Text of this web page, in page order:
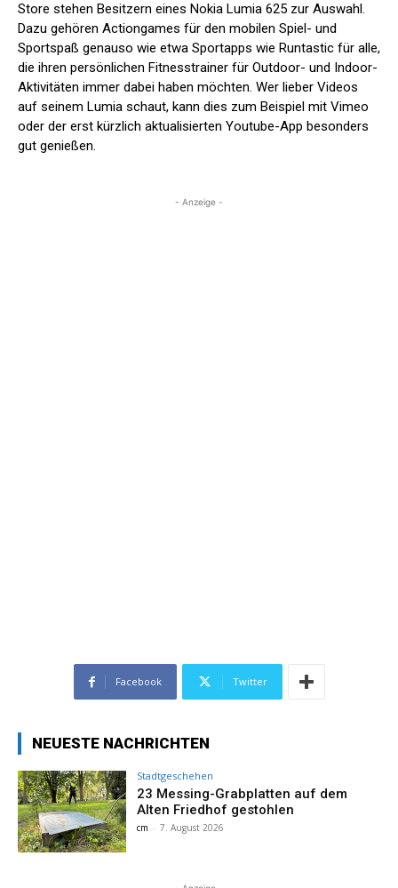
Store stehen Besitzern eines Nokia Lumia 625 zur Auswahl.
Dazu gehören Actiongames für den mobilen Spiel- und
Sportspaß genauso wie etwa Sportapps wie Runtastic für alle,
die ihren persönlichen Fitnesstrainer für Outdoor- und Indoor-
Aktivitäten immer dabei haben möchten. Wer lieber Videos
auf seinem Lumia schaut, kann dies zum Beispiel mit Vimeo
oder der erst kürzlich aktualisierten Youtube-App besonders
gut genießen.
- Anzeige -
Facebook Twitter
NEUESTE NACHRICHTEN
Stadtgeschehen
23 Messing-Grabplatten auf dem
Alten Friedhof gestohlen
cm - 7. August 2026